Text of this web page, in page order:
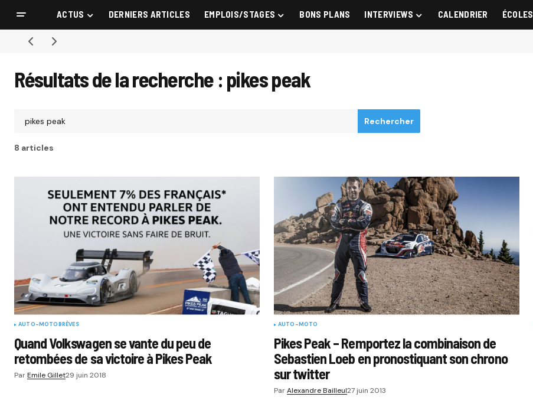
ACTUS DERNIERS ARTICLES EMPLOIS/STAGES BONS PLANS INTERVIEWS CALENDRIER ÉCOLES
Résultats de la recherche : pikes peak
Rechercher
8 articles
AUTO-MOTOBRÈVES
Quand Volkswagen se vante du peu de
retombées de sa victoire à Pikes Peak
ParEmile Gillet29 juin 2018
AUTO-MOTO
Pikes Peak – Remportez la combinaison de
Sebastien Loeb en pronostiquant son chrono
sur twitter
ParAlexandre Bailleul27 juin 2013